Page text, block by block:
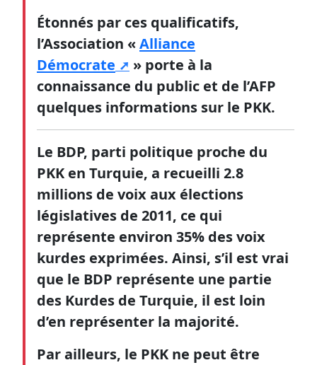
Étonnés par ces qualificatifs,
l’Association «Alliance
Démocrate
» porte à la
connaissance du public et de l’AFP
quelques informations sur le PKK.
Le BDP, parti politique proche du
PKK en Turquie, a recueilli 2.8
millions de voix aux élections
législatives de 2011, ce qui
représente environ 35% des voix
kurdes exprimées. Ainsi, s’il est vrai
que le BDP représente une partie
des Kurdes de Turquie, il est loin
d’en représenter la majorité.
Par ailleurs, le PKK ne peut être